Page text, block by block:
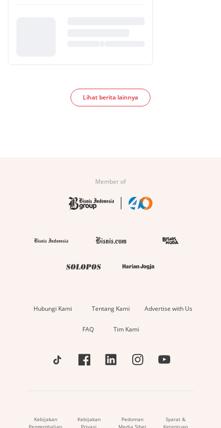
Lihat berita lainnya
Member of
Hubungi Kami Tentang Kami Advertise with Us
FAQ Tim Kami
Kebijakan
Pengembalian
Kebijakan
Privasi
Pedoman
Media Siber
Syarat &
Ketentuan